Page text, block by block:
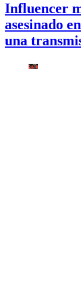
Influencer
asesinado
una